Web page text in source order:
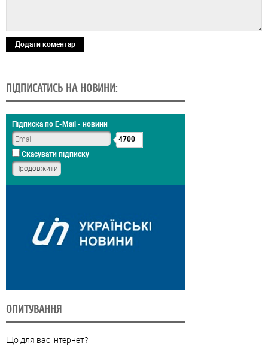
Додати коментар
ПІДПИСАТИСЬ НА НОВИНИ:
Підписка по E-Mail - новини
4700
Скасувати підписку
ОПИТУВАННЯ
Що для вас інтернет?